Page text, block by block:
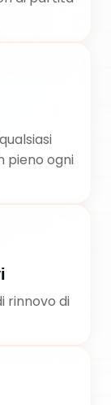
pieno ogni
rinnovo di